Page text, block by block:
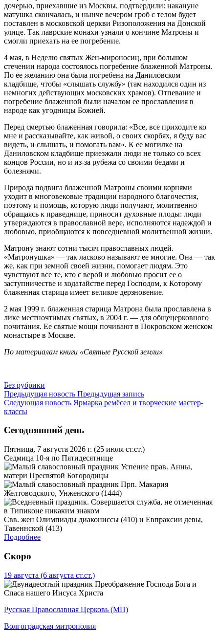
дочерью, приехавшие из Москвы, подтвердили: накануне
матушка скончалась, и нынче вечером гроб с телом будет
поставлен в московской церкви Ризоположения на Донской
улице. Так лаврские монахи узнали о кончине Матроны и
смогли приехать на ее погребение.
4 мая, в Неделю святых Жен-мироносиц, при большом
стечении народа состоялось погребение блаженной Матроны.
По ее желанию она была погребена на Даниловском
кладбище, чтобы «слышать службу» (там находился один из
немногих действующих московских храмов). Отпевание и
погребение блаженной были началом ее прославления в
народе как угодницы Божией.
Перед смертью блаженная говорила: «Все, все приходите ко
мне и рассказывайте, как живой, о своих скорбях, я буду вас
видеть, и слышать, и помогать вам». К ее могилке на
Даниловском кладбище приезжали люди не только со всех
концов России, но и из-за рубежа со своими бедами и
болезнями.
Природа подвига блаженной Матроны своими корнями
уходит в многовековые традиции народного благочестия,
поэтому и помощь, которую люди получают, молитвенно
обращаясь к праведнице, приносит духовные плоды: люди
утверждаются в православной вере, исполняются надеждой и
любовью, приобщаются к повседневной молитвенной жизни.
Матрону знают сотни тысяч православных людей.
«Матронушка» — так ласково называют ее многие. Она — так
же, как при земной своей жизни, помогает людям. Это
чувствуют все те, кто с верой и любовью просит ее о
заступничестве и ходатайстве перед Господом, к Которому
блаженная старица имеет великое дерзновение.
2 мая 1999 г. блаженная старица Матрона была прославлена в
лике местночтимых святых, в 2004 г. — для общецерковного
почитания. Ее святые мощи почивают в Покровском женском
монастыре в Москве.
По материалам книги «Святые Русской земли»
Без рубрики
Предыдущая новость Предыдущая запись
Следующая новость Ярмарка ремёсел и творческие мастер-
классы
Сегодняшний день
Пятница, 7 августа 2026 г. (25 июля ст.ст.)
Седмица 10-я по Пятидесятнице
Успение прав. Анны,
матери Пресвятой Богородицы
Прп. Макария
Желтоводского, Унженского (1444)
Свв. жен Олимпиады диакониссы (410) и Евпраксии девы,
Тавеннской (413)
Подробнее
Скоро
19 августа (6 августа ст.ст.)
Преображение Господа Бога и
Спаса нашего Иисуса Христа
Русская Православная Церковь (МП)
Волгоградская митрополия